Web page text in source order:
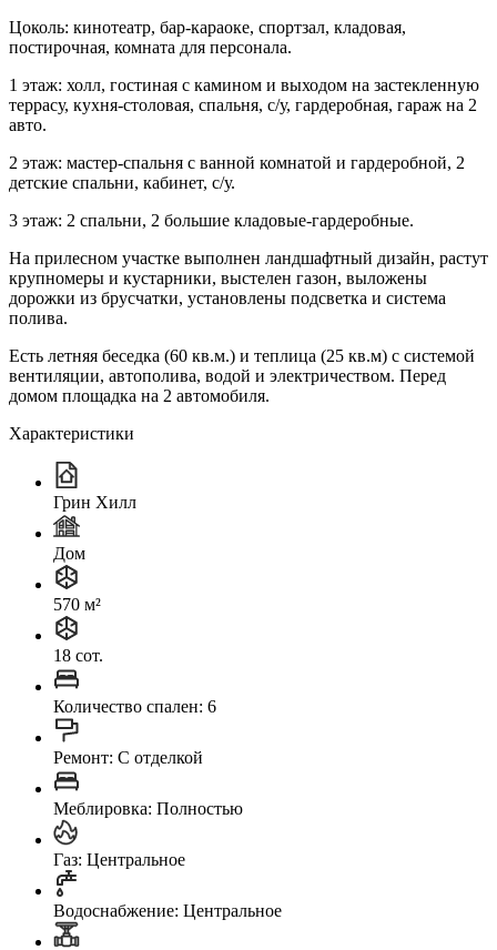
Цоколь: кинотеатр, бар-караоке, спортзал, кладовая,
постирочная, комната для персонала.
1 этаж: холл, гостиная с камином и выходом на застекленную
террасу, кухня-столовая, спальня, с/у, гардеробная, гараж на 2
авто.
2 этаж: мастер-спальня с ванной комнатой и гардеробной, 2
детские спальни, кабинет, с/у.
3 этаж: 2 спальни, 2 большие кладовые-гардеробные.
На прилесном участке выполнен ландшафтный дизайн, растут
крупномеры и кустарники, выстелен газон, выложены
дорожки из брусчатки, установлены подсветка и система
полива.
Есть летняя беседка (60 кв.м.) и теплица (25 кв.м) с системой
вентиляции, автополива, водой и электричеством. Перед
домом площадка на 2 автомобиля.
Характеристики
Грин Хилл
Дом
570 м²
18 сот.
Количество спален: 6
Ремонт: C отделкой
Меблировка: Полностью
Газ: Центральное
Водоснабжение: Центральное